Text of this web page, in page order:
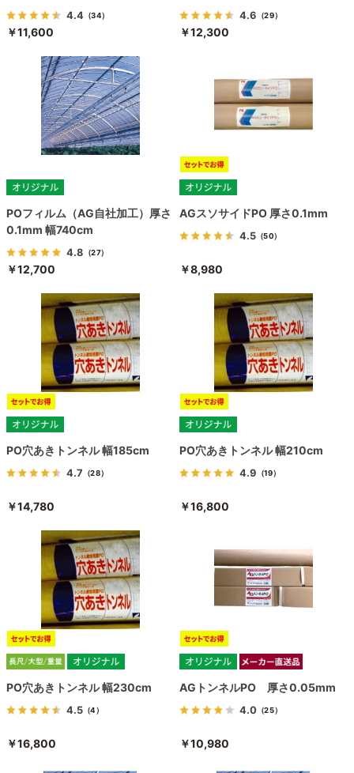
4.4 （34）
￥11,600
4.6 （29）
￥12,300
POフィルム（AG自社加工）厚さ
0.1mm 幅740cm
4.8 （27）
￥12,700
AGスソサイドPO 厚さ0.1mm
4.5（50）
￥8,980
PO穴あきトンネル 幅185cm
4.7 （28）
￥14,780
PO穴あきトンネル 幅210cm
4.9 （19）
￥16,800
PO穴あきトンネル 幅230cm
4.5（4）
￥16,800
AGトンネルPO 厚さ0.05mm
4.0 （25）
￥10,980